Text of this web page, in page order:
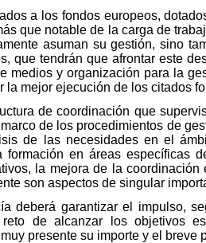
a los fondos europeos,
que notable de la carga de
asuman su gestión, sino
que tendrán que afrontar este
medios y organización para la
mejor ejecución de los citados
de coordinación que
de los procedimientos de
de las necesidades en el
en áreas específicas
la mejora de la
son aspectos de singular
deberá garantizar el impulso,
de alcanzar los objetivos
presente su importe y el